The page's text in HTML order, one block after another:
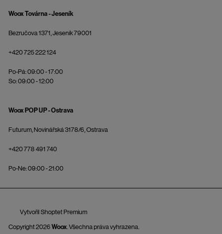
Woox Továrna - Jeseník
Bezručova 1371, Jeseník 79001
+420 725 222 124
Po-Pá: 09:00 - 17:00
So: 09:00 - 12:00
Woox POP UP - Ostrava
Futurum, Novinářská 3178/6, Ostrava
+420 778 491 740
Po-Ne: 09:00 - 21:00
Vytvořil Shoptet Premium
Copyright 2026 Woox . Všechna práva vyhrazena.